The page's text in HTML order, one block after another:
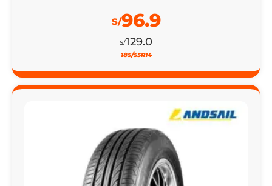
S/129.0
S/96.9
185/55R14